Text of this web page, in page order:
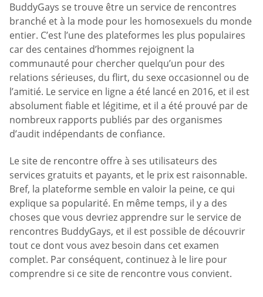
BuddyGays se trouve être un service de rencontres
branché et à la mode pour les homosexuels du monde
entier. C’est l’une des plateformes les plus populaires
car des centaines d’hommes rejoignent la
communauté pour chercher quelqu’un pour des
relations sérieuses, du flirt, du sexe occasionnel ou de
l’amitié. Le service en ligne a été lancé en 2016, et il est
absolument fiable et légitime, et il a été prouvé par de
nombreux rapports publiés par des organismes
d’audit indépendants de confiance.
Le site de rencontre offre à ses utilisateurs des
services gratuits et payants, et le prix est raisonnable.
Bref, la plateforme semble en valoir la peine, ce qui
explique sa popularité. En même temps, il y a des
choses que vous devriez apprendre sur le service de
rencontres BuddyGays, et il est possible de découvrir
tout ce dont vous avez besoin dans cet examen
complet. Par conséquent, continuez à le lire pour
comprendre si ce site de rencontre vous convient.